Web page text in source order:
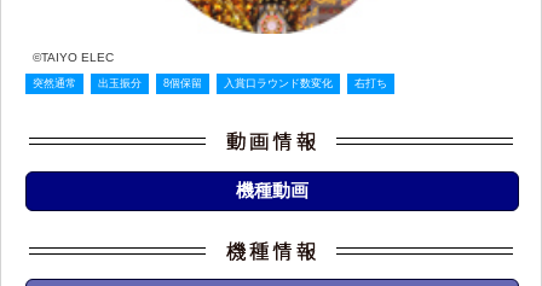
©TAIYO ELEC
突然通常 出玉振分 8個保留 入賞口ラウンド数変化 右打ち
機種動画